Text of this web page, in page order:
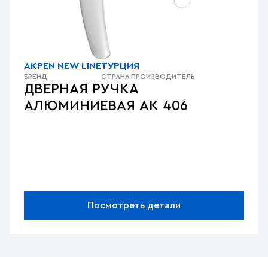
ДВЕРНАЯ РУЧКА
АЛЮМИНИЕВАЯ AK 406
AKPEN NEW LINE
БРЕНД
ТУРЦИЯ
СТРАНА ПРОИЗВОДИТЕЛЬ
Посмотреть детали